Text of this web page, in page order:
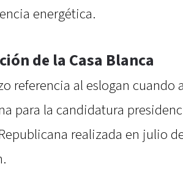
energética.
de la Casa Blanca
referencia al eslogan cuando
para la candidatura
realizada en julio